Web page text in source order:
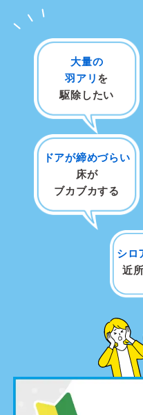
大量の
羽アリ を
駆除したい
ドアが締めづらい
床が
ブカブカする
シロ
近